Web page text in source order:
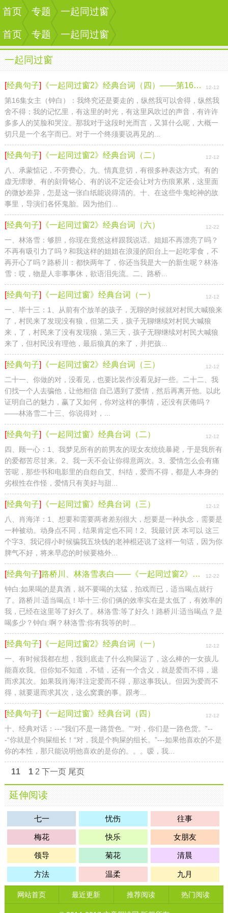
首页 专题 一起同过窗
首页 专题 一起同过窗
一起同过窗
[经典句子] 《一起同过窗2》经典台词（四）——第16集台词 12-12
第16集女主（钟白）：我终究还是要走的，纵然我可以舍得，纵然我
舍不得；我的记忆里，有这里的时光，有这里风吹过的声音，有许许
多多人的笑脸和哭泣。那我对于这段时光而言，又算什么呢，大概一
切只是一个名字而已。对于一个终须要说再见的...
[经典句子] 《一起同过窗2》经典台词（二） 12-12
八、承蒙惦记，不劳费心。九、情真意切，有很多种表达方式。有的
虚无缥缈、有的刻骨铭心、有的说不定还会让对方伤痕累累，这里面
的微妙差异，怎是这一张白纸能说得清的。十、在这些牛鬼蛇神的故
事里，导演们各怀鬼胎。因为他们...
[经典句子] 《一起同过窗2》经典台词（六） 12-22
一、林洛雪：够胆，你现在竟然这样跟我说话。姐姐不再漂亮了吗？
不再有吸引力了吗？和我这样的姐姐在浪漫的阳台上一起吃零食，不
再开心了吗？路桥川：都快两年了，你还当我是大一的新生呢？林洛
雪：哎，物是人非事事休，欲语泪先流。二、路桥...
[经典句子] 《一起同过窗》经典台词（一） 12-12
一、毕十三：1、从前有个放羊的孩子，无聊的时候就对村民大喊狼来
了，村民来了发现没有狼，但第二天，孩子无聊继续对村民大喊狼
来，了，村民来了没有发现狼，第三天，孩子无聊继续对村民大喊狼
来了，但村民没有理他，最后狼真的来了，并把孩...
[经典句子] 《一起同过窗2》经典台词（三） 12-12
二十一、你做的对，没看见，也要比装作没看见好一些。二十二、我
们找一个人去骗他，让他相信 自己遇到了爱情，然后再离开他。以此
证明自己的魅力，赢了又如何，你对这样的事情，还没有厌倦吗？
——林洛雪二十三、你说得对，...
[经典句子] 《一起同过窗》经典台词（二） 12-12
四、顾一心：1、我梦见所有的前男友的现女友统统暴毙，于是我所有
的爱都苦尽甘来。2、我一天不会让你得意两次。3、爱情怎么会有痛
苦呢，那些书和电影里的自怨自艾、纠结，爱而不得，都是人本身的
劣根性在作怪，爱情只有美好与甜...
[经典句子] 《一起同过窗》经典台词（三） 12-12
八、肖海洋：1、想要和需要两者差别很大，想要是一种执念，需要是
一种被动。动身点不同，结果肯定也不同！2、我最讨厌 本可以 这三
个字3、我记得小时候骗我五块钱的老神棍还说了这样一句话，因为你
脾气不好，将来早恋的时候要格外...
[经典句子]路桥川、林洛雪表白——《一起同过窗2》经典台词（五） 12-22
钟白:如果喝的是真酒，就不要喝的太猛，拍戏而已，适当喝点就行
了。路桥川:适当喝点！毕十三:你们俩的效率实在是太低了，有效率的
我，已经在这里等了好久了。林洛雪:等了好久！路桥川:适当喝点？是
喝多少？钟白:啊？林洛雪:你有我等的时...
[经典句子] 《一起同过窗2》经典台词（一） 12-12
一、有时候我都在想，我到底走了什么狗屎运了，这么棒的一女孩儿
能喜欢我。但你知不知道，不错，还有一个含义，就是爱而不得，退
而求其次。如果我肖海洋注定爱而不得，那这事我认。但因为爱而不
得，就要退而求其次，这么窝囊的事。跟考...
[经典句子] 《一起同过窗》经典台词（四） 12-12
十、经典对话：---“我们不是一路货色。”“对，你们是一路色货。”--
-“你就是个狗屎组长！“对，我是个狗屎的组长。”---如果他喜欢的不是
你的本性，那只能说明他喜欢的是你的。。。嗳，我...
11 1 2 下一页 尾页
延伸阅读
七一 忧伤 往事
梅花 快乐 女朋友
领导 菊花 清晨
方法 温柔 九月
网站首页 最近更新 推荐阅读 热门阅读